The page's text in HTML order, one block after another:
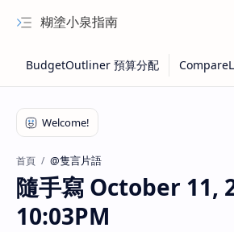
糊塗小泉指南
首頁 @隻言片語
隨手寫 October 11,
10:03PM